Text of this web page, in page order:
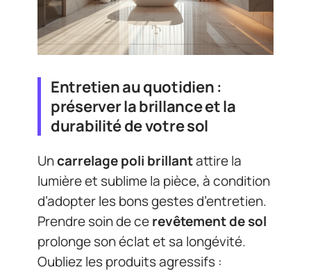
Entretien au quotidien :
préserver la brillance et la
durabilité de votre sol
Uncarrelage poli brillantattire la
lumière et sublime la pièce, à condition
d’adopter les bons gestes d’entretien.
Prendre soin de cerevêtement de sol
prolonge son éclat et sa longévité.
Oubliez les produits agressifs :